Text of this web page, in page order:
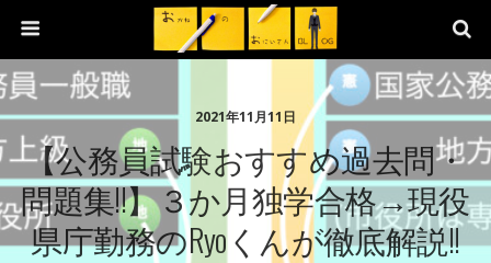
2021年11月11日
【公務員試験おすすめ過去問・
問題集!!】３か月独学合格→現役
県庁勤務のRyoくんが徹底解説!!